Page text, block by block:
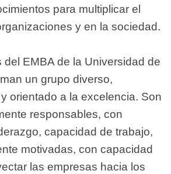
para multiplicar el
y en la sociedad.
del EMBA de la Universidad de
un grupo diverso,
orientado a la excelencia. Son
responsables, con
capacidad de trabajo,
motivadas, con capacidad
las empresas hacia los